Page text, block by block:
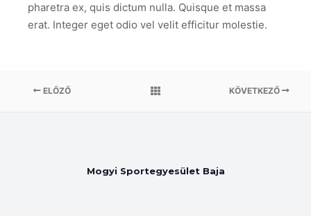
pharetra ex, quis dictum nulla. Quisque et massa
erat. Integer eget odio vel velit efficitur molestie.
ELŐZŐ KÖVETKEZŐ
Mogyi Sportegyesület Baja